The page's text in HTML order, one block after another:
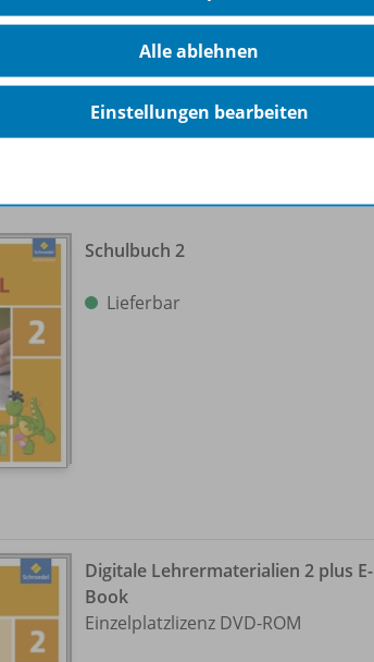
Schulbuch 2
Lieferbar
Digitale Lehrermaterialien 2 plus E-
Book
Einzelplatzlizenz DVD-ROM
Alle ablehnen
Einstellungen bearbeiten